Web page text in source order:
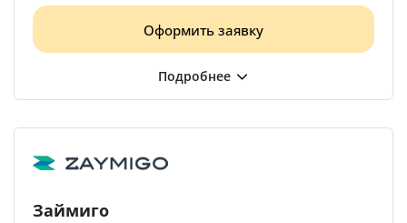
Оформить заявку
Займиго